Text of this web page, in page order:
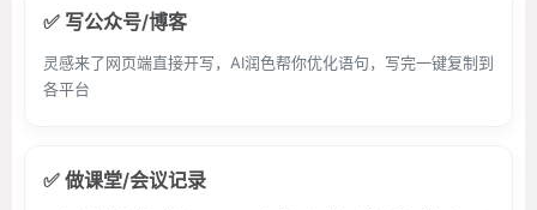
✅ 写公众号/博客
灵感来了网页端直接开写，AI润色帮你优化语句，写完一键复制到
各平台
✅ 做课堂/会议记录